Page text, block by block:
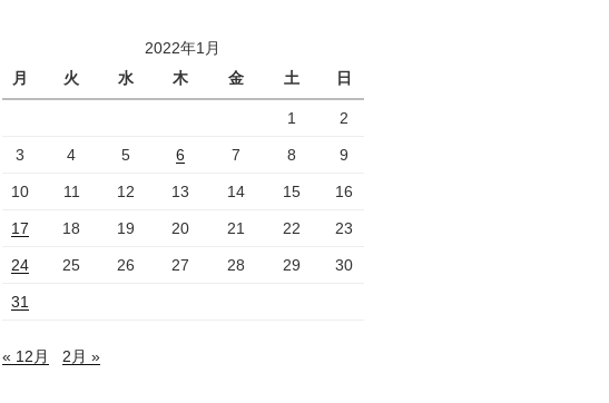
2022年1月
月
火 水 木 金 土 日
1 2
3 4 5 6 7 8 9
10 11 12 13 14 15 16
17 18 19 20 21 22 23
24 25 26 27 28 29 30
31
« 12月 2月 »